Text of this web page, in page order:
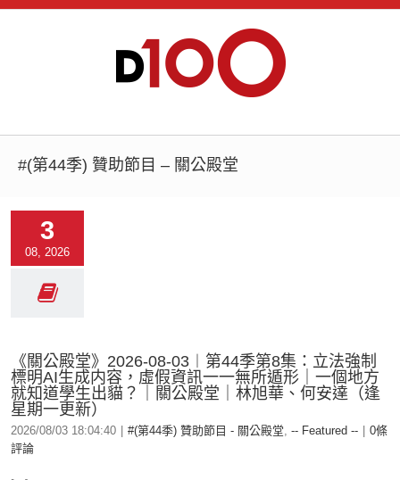
#(第44季) 贊助節目 – 關公殿堂
3
08, 2026
《關公殿堂》2026-08-03︱第44季第8集：立法強制
標明AI生成内容，虛假資訊一一無所遁形｜一個地方
就知道學生出貓？｜關公殿堂｜林旭華、何安達（逢
星期一更新）
2026/08/03 18:04:40 #(第44季) 贊助節目 - 關公殿堂, -- Featured --
0條
評論